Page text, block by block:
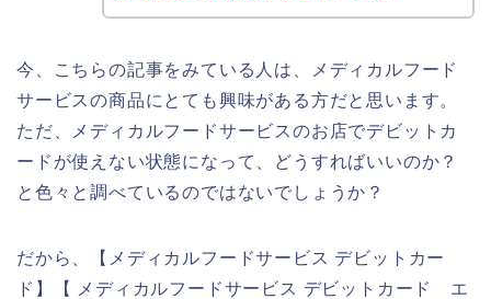
今、こちらの記事をみている人は、メディカルフード
サービスの商品にとても興味がある方だと思います。
ただ、メディカルフードサービスのお店でデビットカ
ードが使えない状態になって、どうすればいいのか？
と色々と調べているのではないでしょうか？
だから、【メディカルフードサービス デビットカー
ド】【 メディカルフードサービス デビットカード エ